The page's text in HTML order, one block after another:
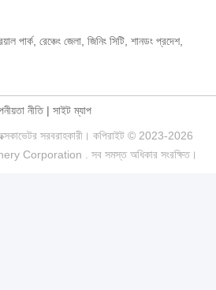
পার্ক, রেঞ্চেং জেলা, জিনিং সিটি, শানডং প্রদেশ,
নীতি| সাইট ম্যাপ
সরবরাহকারী। কপিরাইট © 2023-2026
Corporation . সব সমস্ত অধিকার সংরক্ষিত।